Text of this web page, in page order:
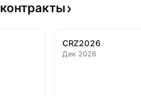
контракты
CRZ2026
Дек 2026